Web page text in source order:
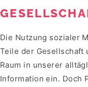
Die Nutzung sozialer
Teile der Gesellschaft
Raum in unserer
Information ein. Doch